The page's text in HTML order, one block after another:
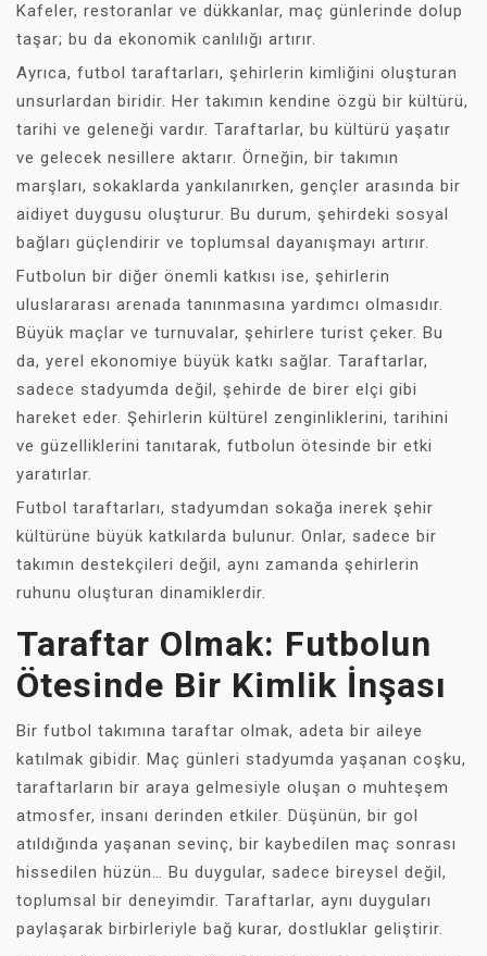
Kafeler, restoranlar ve dükkanlar, maç günlerinde dolup
taşar; bu da ekonomik canlılığı artırır.
Ayrıca, futbol taraftarları, şehirlerin kimliğini oluşturan
unsurlardan biridir. Her takımın kendine özgü bir kültürü,
tarihi ve geleneği vardır. Taraftarlar, bu kültürü yaşatır
ve gelecek nesillere aktarır. Örneğin, bir takımın
marşları, sokaklarda yankılanırken, gençler arasında bir
aidiyet duygusu oluşturur. Bu durum, şehirdeki sosyal
bağları güçlendirir ve toplumsal dayanışmayı artırır.
Futbolun bir diğer önemli katkısı ise, şehirlerin
uluslararası arenada tanınmasına yardımcı olmasıdır.
Büyük maçlar ve turnuvalar, şehirlere turist çeker. Bu
da, yerel ekonomiye büyük katkı sağlar. Taraftarlar,
sadece stadyumda değil, şehirde de birer elçi gibi
hareket eder. Şehirlerin kültürel zenginliklerini, tarihini
ve güzelliklerini tanıtarak, futbolun ötesinde bir etki
yaratırlar.
Futbol taraftarları, stadyumdan sokağa inerek şehir
kültürüne büyük katkılarda bulunur. Onlar, sadece bir
takımın destekçileri değil, aynı zamanda şehirlerin
ruhunu oluşturan dinamiklerdir.
Taraftar Olmak: Futbolun
Ötesinde Bir Kimlik İnşası
Bir futbol takımına taraftar olmak, adeta bir aileye
katılmak gibidir. Maç günleri stadyumda yaşanan coşku,
taraftarların bir araya gelmesiyle oluşan o muhteşem
atmosfer, insanı derinden etkiler. Düşünün, bir gol
atıldığında yaşanan sevinç, bir kaybedilen maç sonrası
hissedilen hüzün… Bu duygular, sadece bireysel değil,
toplumsal bir deneyimdir. Taraftarlar, aynı duyguları
paylaşarak birbirleriyle bağ kurar, dostluklar geliştirir.